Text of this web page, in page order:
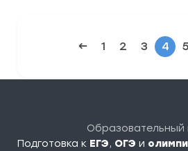
← 1 2 3 4 5
Образовательный
Подготовка к ЕГЭ, ОГЭ и